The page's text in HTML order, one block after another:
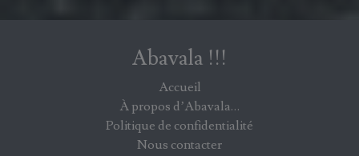
Abavala !!!
Accueil
À propos d’Abavala…
Politique de confidentialité
Nous contacter